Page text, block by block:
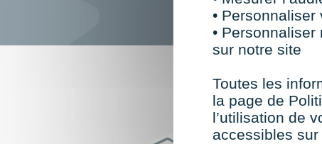
•
•
sur notre site
Toutes les
la page de
l’utilisation de
accessibles sur